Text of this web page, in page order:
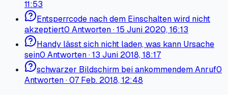
11:53
Entsperrcode nach dem Einschalten wird nicht
akzeptiert0 Antworten·15 Juni 2020, 16:13
Handy lässt sich nicht laden, was kann Ursache
sein0 Antworten·13 Juni 2018, 18:17
schwarzer Bildschirm bei ankommendem Anruf0
Antworten·07 Feb. 2018, 12:48